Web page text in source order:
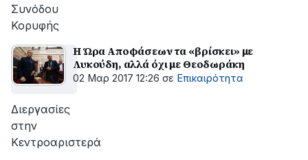
Συνόδου
Κορυφής
Η Ώρα Αποφάσεων τα «βρίσκει» με
Λυκούδη, αλλά όχι με Θεοδωράκη
02 Μαρ 2017 12:26 σε Επικαιρότητα
Διεργασίες
στην
Κεντροαριστερά